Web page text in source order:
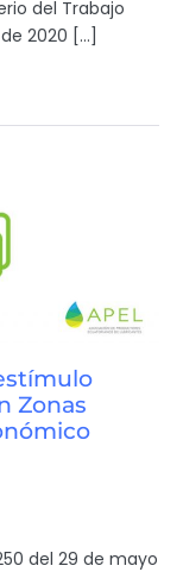
del Trabajo
2020 […]
Zonas
del 29 de mayo